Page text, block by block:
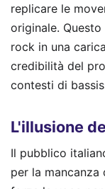
replicare le
originale.
rock in una
credibilità del
contesti di
L'illusione
Il pubblico
per la